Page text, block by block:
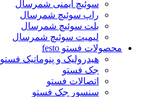
سوئیچ ایمنی شمرسال
راپ سوئیچ شمرسال
بلت سوئیچ شمرسال
لیمیت سوئیچ شمرسال
محصولات فستو festo
هیدرولیک و پنوماتیک فستو
جک فستو
اتصالات فستو
سنسور جک فستو